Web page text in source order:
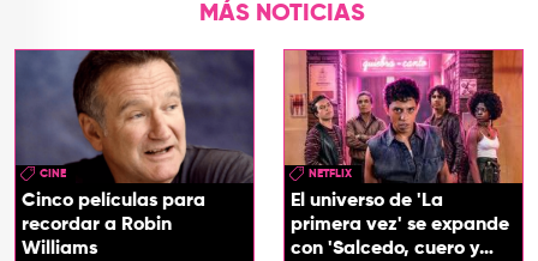
MÁS NOTICIAS
CINE
Cinco películas para
recordar a Robin
Williams
NETFLIX
El universo de 'La
primera vez' se expande
con 'Salcedo, cuero y